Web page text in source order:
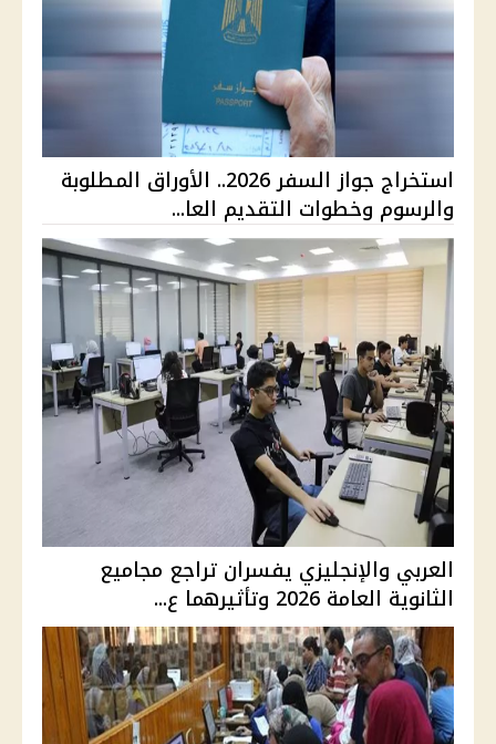
استخراج جواز السفر 2026.. الأوراق المطلوبة
والرسوم وخطوات التقديم العا...
العربي والإنجليزي يفسران تراجع مجاميع
الثانوية العامة 2026 وتأثيرهما ع...